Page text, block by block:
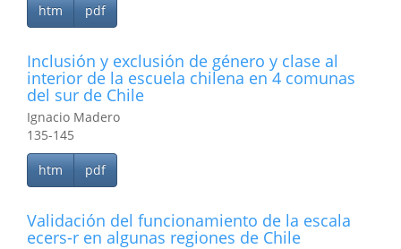
htm pdf
Inclusión y exclusión de género y clase al
interior de la escuela chilena en 4 comunas
del sur de Chile
Ignacio Madero
135-145
htm pdf
Validación del funcionamiento de la escala
ecers-r en algunas regiones de Chile